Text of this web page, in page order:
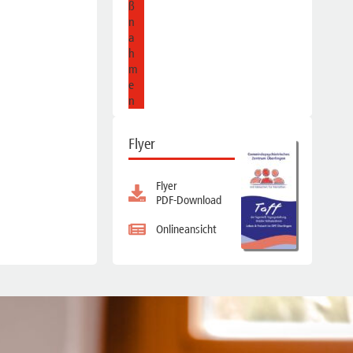
ß
n
a
h
m
e
n
Flyer
Flyer
PDF-Download
Onlineansicht